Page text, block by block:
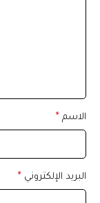
الاسم *
البريد الإلكتروني *